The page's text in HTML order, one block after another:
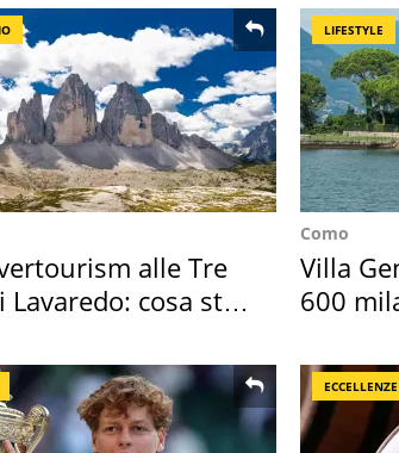
alle Tre
Lavaredo: cosa sta
LIFESTYLE
Como
Villa
600
ECCELLENZE